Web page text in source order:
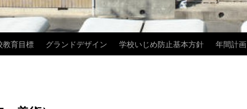
教育目標 グランドデザイン 学校いじめ防止基本方針 年間計画